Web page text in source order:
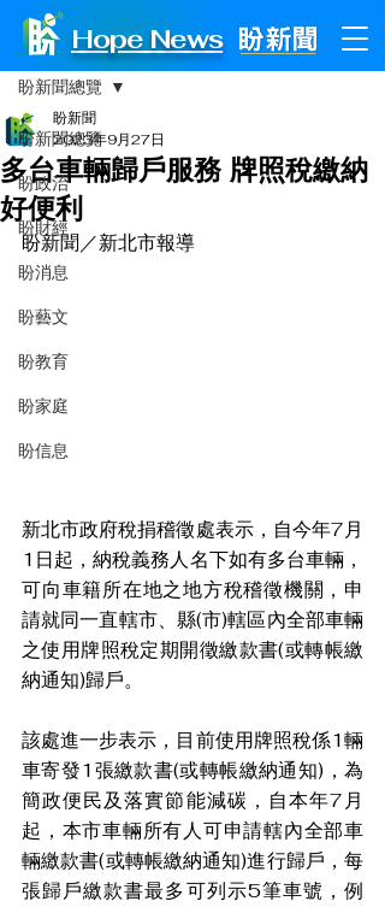
Hope News
文章
盼新聞總覽
盼政治
盼財經
盼消息
盼藝文
盼教育
盼家庭
盼信息
盼新聞總覽
多台車輛歸戶服務 牌照稅繳納
好便利
盼新聞
2023年9月27日
盼新聞／新北市報導
新北市政府稅捐稽徵處表示，自今年7月
1日起，納稅義務人名下如有多台車輛，
可向車籍所在地之地方稅稽徵機關，申
請就同一直轄市、縣(市)轄區內全部車輛
之使用牌照稅定期開徵繳款書(或轉帳繳
納通知)歸戶。
該處進一步表示，目前使用牌照稅係1輛
車寄發1張繳款書(或轉帳繳納通知)，為
簡政便民及落實節能減碳，自本年7月
起，本市車輛所有人可申請轄內全部車
輛繳款書(或轉帳繳納通知)進行歸戶，每
張歸戶繳款書最多可列示5筆車號，例